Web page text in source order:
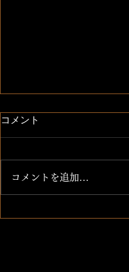
新メニュー
コメント
コメントを追加…